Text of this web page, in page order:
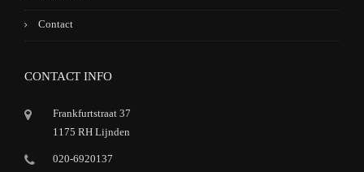
Contact
CONTACT INFO
Frankfurtstraat 37
1175 RH Lijnden
020-6920137